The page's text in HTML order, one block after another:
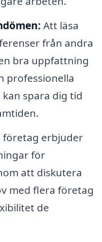
Att läsa
från andra
bra uppfattning
professionella
spara dig tid
företag erbjuder
för
att diskutera
med flera företag
de